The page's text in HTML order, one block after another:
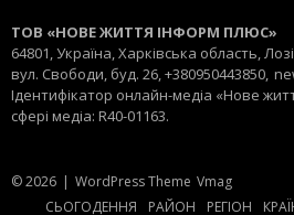
ТОВ «НОВЕ ЖИТТЯ ІНФОРМ ПЛЮС»
64801, Україна, Харківська область,
вул. Свободи, буд. 26, +380950443850,
Ідентифікатор онлайн-медіа «Нове
сфері медіа: R40-01163.
© 2026 | WordPress Theme Vmag
СЬОГОДЕННЯ
РАЙОН РЕГІОН